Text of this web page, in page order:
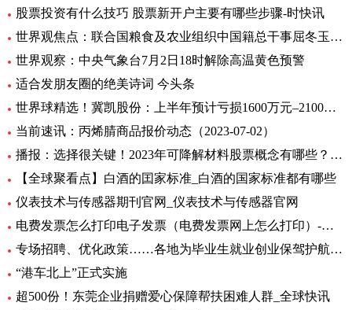
股票投资有什么技巧 股票新开户主要有哪些步骤-时快讯
世界观焦点：联合国粮食及农业组织中国籍总干事屈冬玉2日在新任总干事选举中成功胜选连任
世界观察：中央气象台7月2日18时解除高温黄色预警
适合发朋友圈的绝美诗词 今头条
世界球精选！冀凯股份：上半年预计亏损1600万元–2100万元
当前速讯：丙烯腈商品报价动态（2023-07-02）
播报：选择很关键！2023年可降解材料股票概念有哪些？（7月2日）
【全球聚看点】白酒的囯家标准_白酒的国家标准都有哪些
仪表技术与传感器期刊官网_仪表技术与传感器官网
电费发票怎么打印电子发票（电费发票网上怎么打印）-环球报资讯
专场招聘、优化政策……各地为毕业生就业创业保驾护航 环球观天下
“港车北上”正式实施
超500份！东莞企业捐赠爱心保障帮扶困难人群_全球快讯